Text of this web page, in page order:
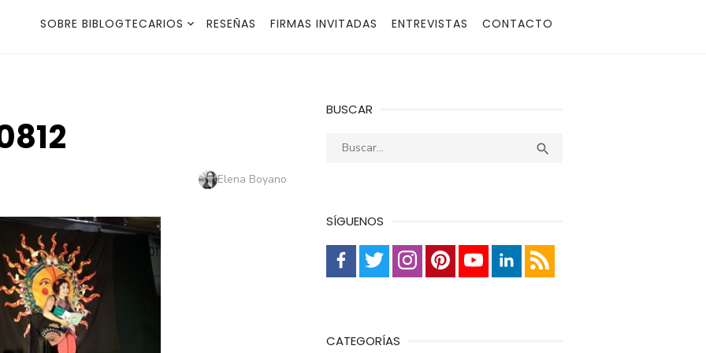
SOBRE BIBLOGTECARIOS RESEÑAS FIRMAS INVITADAS ENTREVISTAS CONTACTO
Autor
Elena Boyano
BUSCAR
Buscar: 
SÍGUENOS
CATEGORÍAS